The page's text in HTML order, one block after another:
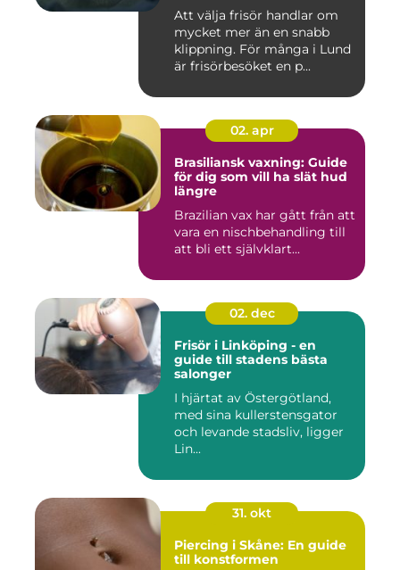
Att välja frisör handlar om
mycket mer än en snabb
klippning. För många i Lund
är frisörbesöket en p...
02. apr
Brasiliansk vaxning: Guide
för dig som vill ha slät hud
längre
Brazilian vax har gått från att
vara en nischbehandling till
att bli ett självklart...
02. dec
Frisör i Linköping - en
guide till stadens bästa
salonger
I hjärtat av Östergötland,
med sina kullerstensgator
och levande stadsliv, ligger
Lin...
31. okt
Piercing i Skåne: En guide
till konstformen